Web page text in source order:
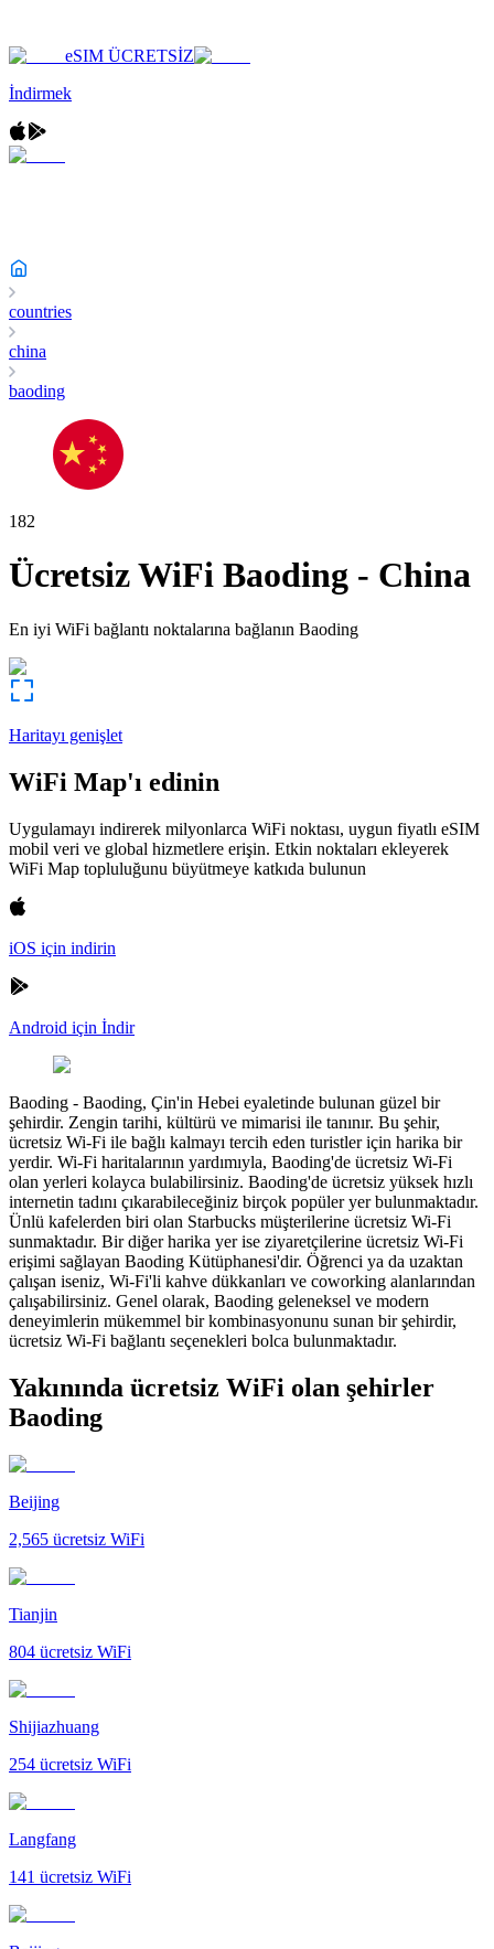
eSIM ÜCRETSİZ
İndirmek
countries
china
baoding
182
Ücretsiz WiFi Baoding - China
En iyi WiFi bağlantı noktalarına bağlanın Baoding
Haritayı genişlet
WiFi Map'ı edinin
Uygulamayı indirerek milyonlarca WiFi noktası, uygun fiyatlı eSIM
mobil veri ve global hizmetlere erişin. Etkin noktaları ekleyerek
WiFi Map topluluğunu büyütmeye katkıda bulunun
iOS için indirin
Android için İndir
Baoding - Baoding, Çin'in Hebei eyaletinde bulunan güzel bir
şehirdir. Zengin tarihi, kültürü ve mimarisi ile tanınır. Bu şehir,
ücretsiz Wi-Fi ile bağlı kalmayı tercih eden turistler için harika bir
yerdir. Wi-Fi haritalarının yardımıyla, Baoding'de ücretsiz Wi-Fi
olan yerleri kolayca bulabilirsiniz. Baoding'de ücretsiz yüksek hızlı
internetin tadını çıkarabileceğiniz birçok popüler yer bulunmaktadır.
Ünlü kafelerden biri olan Starbucks müşterilerine ücretsiz Wi-Fi
sunmaktadır. Bir diğer harika yer ise ziyaretçilerine ücretsiz Wi-Fi
erişimi sağlayan Baoding Kütüphanesi'dir. Öğrenci ya da uzaktan
çalışan iseniz, Wi-Fi'li kahve dükkanları ve coworking alanlarından
çalışabilirsiniz. Genel olarak, Baoding geleneksel ve modern
deneyimlerin mükemmel bir kombinasyonunu sunan bir şehirdir,
ücretsiz Wi-Fi bağlantı seçenekleri bolca bulunmaktadır.
Yakınında ücretsiz WiFi olan şehirler
Baoding
Beijing
2,565 ücretsiz WiFi
Tianjin
804 ücretsiz WiFi
Shijiazhuang
254 ücretsiz WiFi
Langfang
141 ücretsiz WiFi